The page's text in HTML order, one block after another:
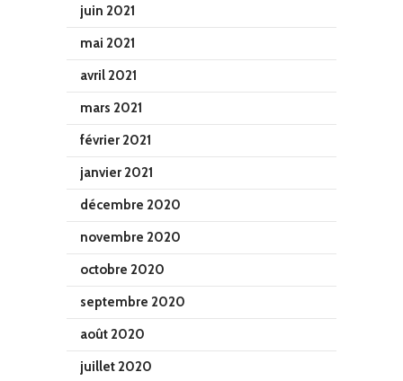
juin 2021
mai 2021
avril 2021
mars 2021
février 2021
janvier 2021
décembre 2020
novembre 2020
octobre 2020
septembre 2020
août 2020
juillet 2020